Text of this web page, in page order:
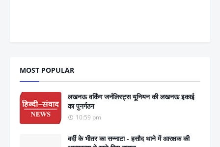
MOST POPULAR
लखनऊ वर्किंग जर्नलिस्ट्स यूनियन की लखनऊ इकाई
का पुनर्गठन
10:59 pm
वर्दी के भीतर का सन्नाटा - हसौद थाने में आरक्षक की